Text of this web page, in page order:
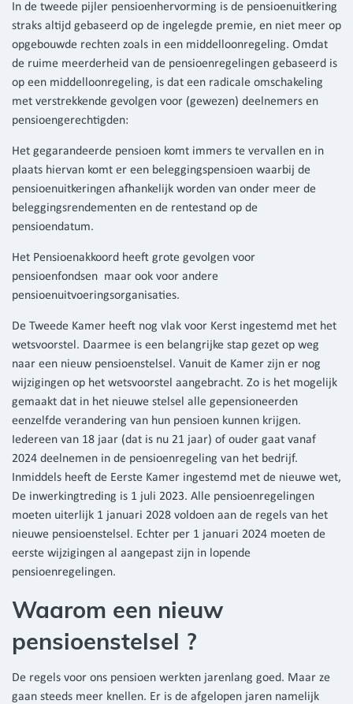
In de tweede pijler pensioenhervorming is de pensioenuitkering
straks altijd gebaseerd op de ingelegde premie, en niet meer op
opgebouwde rechten zoals in een middelloonregeling. Omdat
de ruime meerderheid van de pensioenregelingen gebaseerd is
op een middelloonregeling, is dat een radicale omschakeling
met verstrekkende gevolgen voor (gewezen) deelnemers en
pensioengerechtigden:
Het gegarandeerde pensioen komt immers te vervallen en in
plaats hiervan komt er een beleggingspensioen waarbij de
pensioenuitkeringen afhankelijk worden van onder meer de
beleggingsrendementen en de rentestand op de
pensioendatum.
Het Pensioenakkoord heeft grote gevolgen voor
pensioenfondsen maar ook voor andere
pensioenuitvoeringsorganisaties.
De Tweede Kamer heeft nog vlak voor Kerst ingestemd met het
wetsvoorstel. Daarmee is een belangrijke stap gezet op weg
naar een nieuw pensioenstelsel. Vanuit de Kamer zijn er nog
wijzigingen op het wetsvoorstel aangebracht. Zo is het mogelijk
gemaakt dat in het nieuwe stelsel alle gepensioneerden
eenzelfde verandering van hun pensioen kunnen krijgen.
Iedereen van 18 jaar (dat is nu 21 jaar) of ouder gaat vanaf
2024 deelnemen in de pensioenregeling van het bedrijf.
Inmiddels heeft de Eerste Kamer ingestemd met de nieuwe wet,
De inwerkingtreding is 1 juli 2023. Alle pensioenregelingen
moeten uiterlijk 1 januari 2028 voldoen aan de regels van het
nieuwe pensioenstelsel. Echter per 1 januari 2024 moeten de
eerste wijzigingen al aangepast zijn in lopende
pensioenregelingen.
Waarom een nieuw
pensioenstelsel ?
De regels voor ons pensioen werkten jarenlang goed. Maar ze
gaan steeds meer knellen. Er is de afgelopen jaren namelijk